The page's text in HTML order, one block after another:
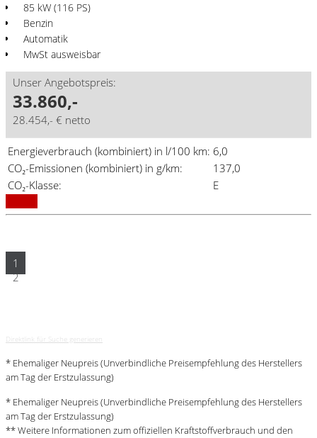
85 kW (116 PS)
Benzin
Automatik
MwSt ausweisbar
Unser Angebotspreis:
33.860,-
28.454,- € netto
Energieverbrauch (kombiniert) in l/100 km: 6,0
CO₂-Emissionen (kombiniert) in g/km:
137,0
CO₂-Klasse:
E
1
2
Direktlink für Suche generieren
* Ehemaliger Neupreis (Unverbindliche Preisempfehlung des Herstellers
am Tag der Erstzulassung)
* Ehemaliger Neupreis (Unverbindliche Preisempfehlung des Herstellers
am Tag der Erstzulassung)
** Weitere Informationen zum offiziellen Kraftstoffverbrauch und den